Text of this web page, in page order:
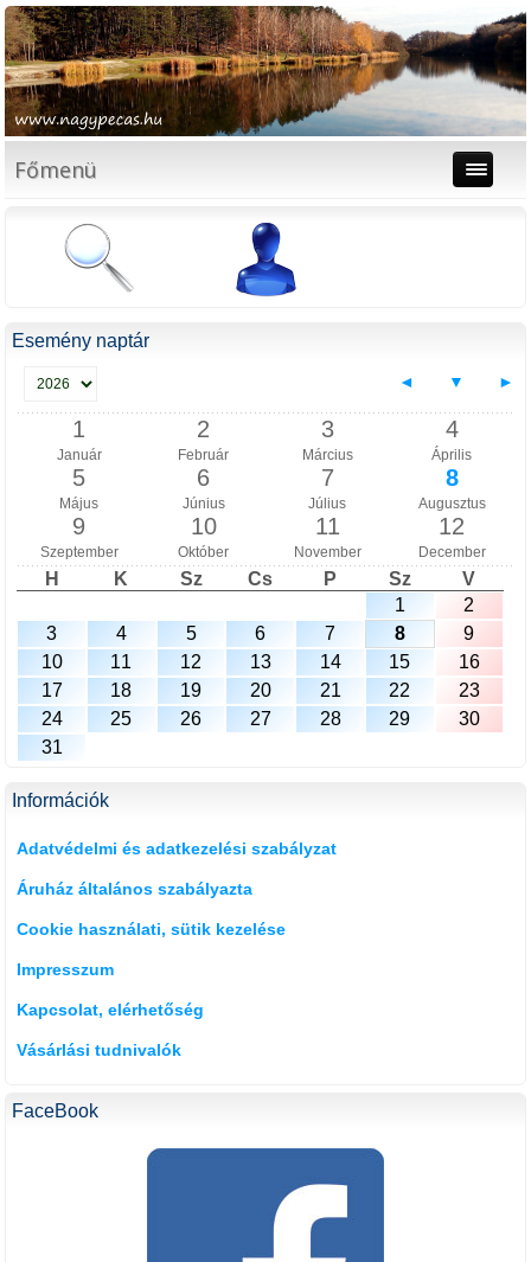
Főmenü
Esemény naptár
◄ ▼ ►
1
Január
2
Február
3
Március
4
Április
5
Május
6
Június
7
Július
8
Augusztus
9
Szeptember
10
Október
11
November
12
December
H K Sz Cs P Sz
V
1
2
3
4 5 6 7 8
9
10
11 12 13 14 15
16
17
18 19 20 21 22
23
24
25 26 27 28 29
30
31
Információk
Adatvédelmi és adatkezelési szabályzat
Áruház általános szabályazta
Cookie használati, sütik kezelése
Impresszum
Kapcsolat, elérhetőség
Vásárlási tudnivalók
FaceBook